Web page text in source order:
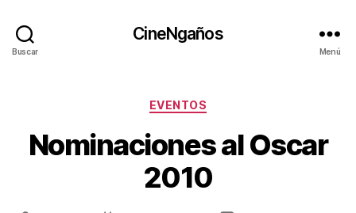
Buscar
CineNgaños
Menú
Categorías
EVENTOS
Nominaciones al Oscar
2010